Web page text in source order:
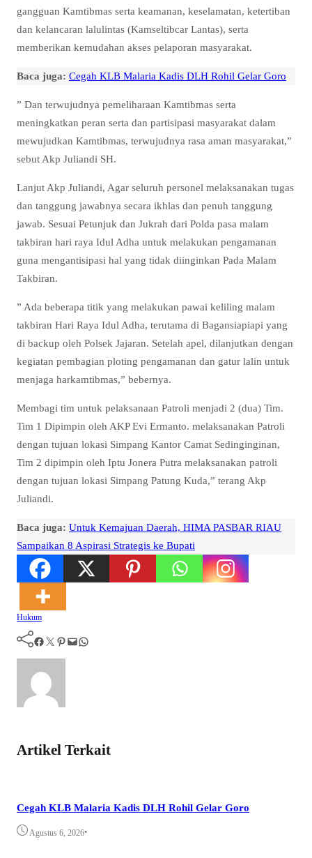
gangguan Kamtibmas serta keamanan, keselamatan, ketertiban
dan kelancaran lalulintas (Kamseltibcar Lantas), serta
memberikan kemudahan akses pelaporan masyarakat.
Baca juga: Cegah KLB Malaria Kadis DLH Rohil Gelar Goro
” Dan terwujudnya pemeliharaan Kamtibmas serta
meningkatkan peran serta dan partisipasi masyarakat dalam
mewujudkan Kamtibmas, terwujudnya rasa aman masyarakat,”
sebut Akp Juliandi SH.
Lanjut Akp Juliandi, Agar seluruh personel melaksanakan tugas
dan tanggung jawabnya secara ikhlas dan penuh tanggung
jawab. Sesuai Petunjuk dan Jukrah dari Polda pasa malam
takbiran hari raya Idul Adha untuk melakukan pengamanan
guna mengantisipasi hal yang tidak diinginkan Pada Malam
Takbiran.
” Ada beberapa titik yang melakukan pawai keliling malam
takbiran Hari Raya Idul Adha, terutama di Bagansiapiapi yang
di backup oleh Polsek Jajaran. Setelah apel, dilanjutkan dengan
kegiatan pembagian ploting pengamanan dan gatur lalin untuk
menjaga harkamtibmas,” bebernya.
Membagi tim untuk pelaksanaan Patroli menjadi 2 (dua) Tim.
Tim 1 Dipimpin oleh AKP Evi Ermanto. melaksanakan Patroli
dengan tujuan lokasi Simpang Kantor Camat Sedinginginan,
Tim 2 dipimpin oleh Iptu Jonera Putra melaksanakan patroli
dengan tujuan lokasi Simpang Patung Kuda,” terang Akp
Juliandi.
Baca juga: Untuk Kemajuan Daerah, HIMA PASBAR RIAU
Sampaikan 8 Aspirasi Strategis ke Bupati
Hukum
Facebook Twitter Pinterest Mail WhatsApp
Artikel Terkait
Cegah KLB Malaria Kadis DLH Rohil Gelar Goro
Agustus 6, 2026•